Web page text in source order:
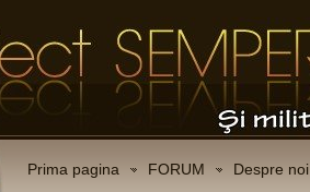
Prima pagina FORUM Despre noi